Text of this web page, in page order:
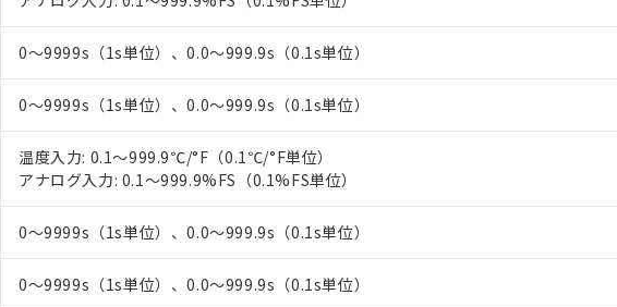
0～9999s（1s単位）、0.0～999.9s（0.1s単位）
0～9999s（1s単位）、0.0～999.9s（0.1s単位）
温度入力: 0.1～999.9℃/°F（0.1℃/°F単位）
アナログ入力: 0.1～999.9%FS（0.1%FS単位）
0～9999s（1s単位）、0.0～999.9s（0.1s単位）
0～9999s（1s単位）、0.0～999.9s（0.1s単位）
いる法人を指します。
EU RoHS指令（10物質）の非含有証明書
51物質の非含有証明書（当社基準）
※本証明書は発行日時点で非含有を証明するもので、過去に遡って非含有を証明するも
また、RoHS指令のフタル酸エステル類４物質の対応では、対応完了までの期間は出
混在することから備考欄に対応日を記載しておりました。
既に当社にて対応品への在庫切替を完了していることから、特段のことがない限り、
り割愛しております。